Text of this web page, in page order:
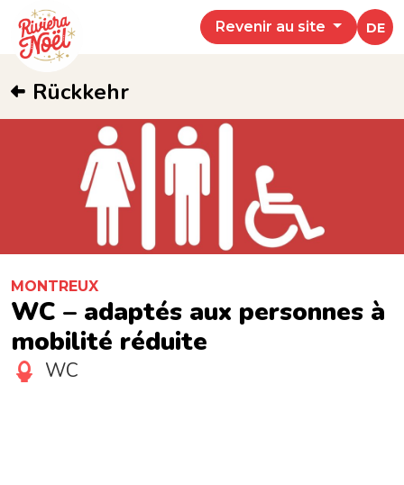
Revenir au site DE
Rückkehr
MONTREUX
WC – adaptés aux personnes à
mobilité réduite
WC